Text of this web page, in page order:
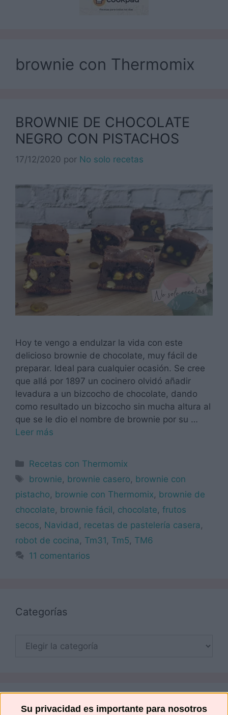
Su privacidad es importante para nosotros
brownie con Thermomix
BROWNIE DE CHOCOLATE
NEGRO CON PISTACHOS
17/12/2020 por No solo recetas
Hoy te vengo a endulzar la vida con este
delicioso brownie de chocolate, muy fácil de
preparar. Ideal para cualquier ocasión. Se cree
que allá por 1897 un cocinero olvidó añadir
levadura a un bizcocho de chocolate, dando
como resultado un bizcocho sin mucha altura al
que se le dio el nombre de brownie por su …
Leer más
Categorías
Recetas con Thermomix
Etiquetas
brownie, brownie casero, brownie con
pistacho, brownie con Thermomix, brownie de
chocolate, brownie fácil, chocolate, frutos
secos, Navidad , recetas de pastelería casera ,
robot de cocina , Tm31, Tm5, TM6
11 comentarios
Categorías
¡SUSCRÍBETE! 🍳🌟